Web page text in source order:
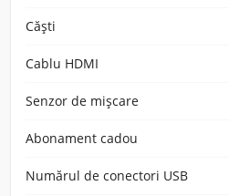
Căști
Cablu HDMI
Senzor de mișcare
Abonament cadou
Numărul de conectori USB